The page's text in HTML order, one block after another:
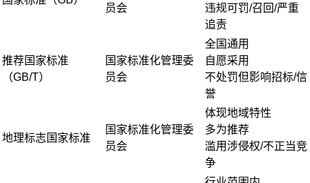
员会
违规可罚/召回/严重
追责
推荐国家标准
（GB/T）
国家标准化管理委
员会
全国通用
自愿采用
不处罚但影响招标/信
誉
地理标志国家标准
国家标准化管理委
员会
体现地域特性
多为推荐
滥用涉侵权/不正当竞
争